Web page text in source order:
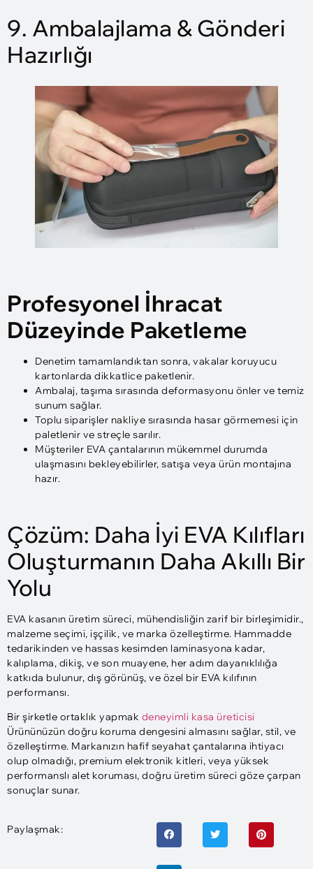
9. Ambalajlama & Gönderi
Hazırlığı
Profesyonel İhracat
Düzeyinde Paketleme
Denetim tamamlandıktan sonra, vakalar koruyucu
kartonlarda dikkatlice paketlenir.
Ambalaj, taşıma sırasında deformasyonu önler ve temiz
sunum sağlar.
Toplu siparişler nakliye sırasında hasar görmemesi için
paletlenir ve streçle sarılır.
Müşteriler EVA çantalarının mükemmel durumda
ulaşmasını bekleyebilirler, satışa veya ürün montajına
hazır.
Çözüm: Daha İyi EVA Kılıfları
Oluşturmanın Daha Akıllı Bir
Yolu
EVA kasanın üretim süreci, mühendisliğin zarif bir birleşimidir.,
malzeme seçimi, işçilik, ve marka özelleştirme. Hammadde
tedarikinden ve hassas kesimden laminasyona kadar,
kalıplama, dikiş, ve son muayene, her adım dayanıklılığa
katkıda bulunur, dış görünüş, ve özel bir EVA kılıfının
performansı.
Bir şirketle ortaklık yapmak deneyimli kasa üreticisi
Ürününüzün doğru koruma dengesini almasını sağlar, stil, ve
özelleştirme. Markanızın hafif seyahat çantalarına ihtiyacı
olup olmadığı, premium elektronik kitleri, veya yüksek
performanslı alet koruması, doğru üretim süreci göze çarpan
sonuçlar sunar.
Paylaşmak: